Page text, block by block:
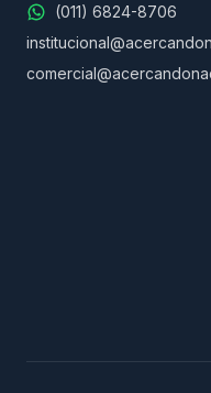
(011) 6824-8706